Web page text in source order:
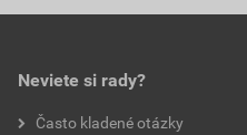
Najnižšia predajná cena v
9,30 EUR
0,0
hodnotilo 0 užívateľov
Neviete si rady?
Často kladené otázky